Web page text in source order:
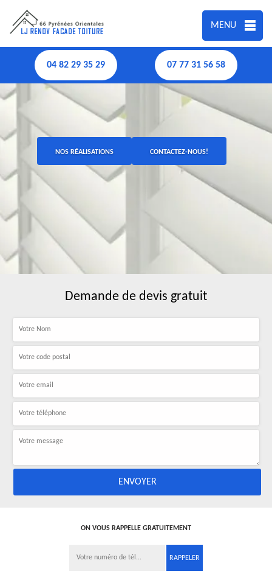
MENU
04 82 29 35 29 07 77 31 56 58
NOS RÉALISATIONS CONTACTEZ-NOUS!
Demande de devis gratuit
ON VOUS RAPPELLE GRATUITEMENT